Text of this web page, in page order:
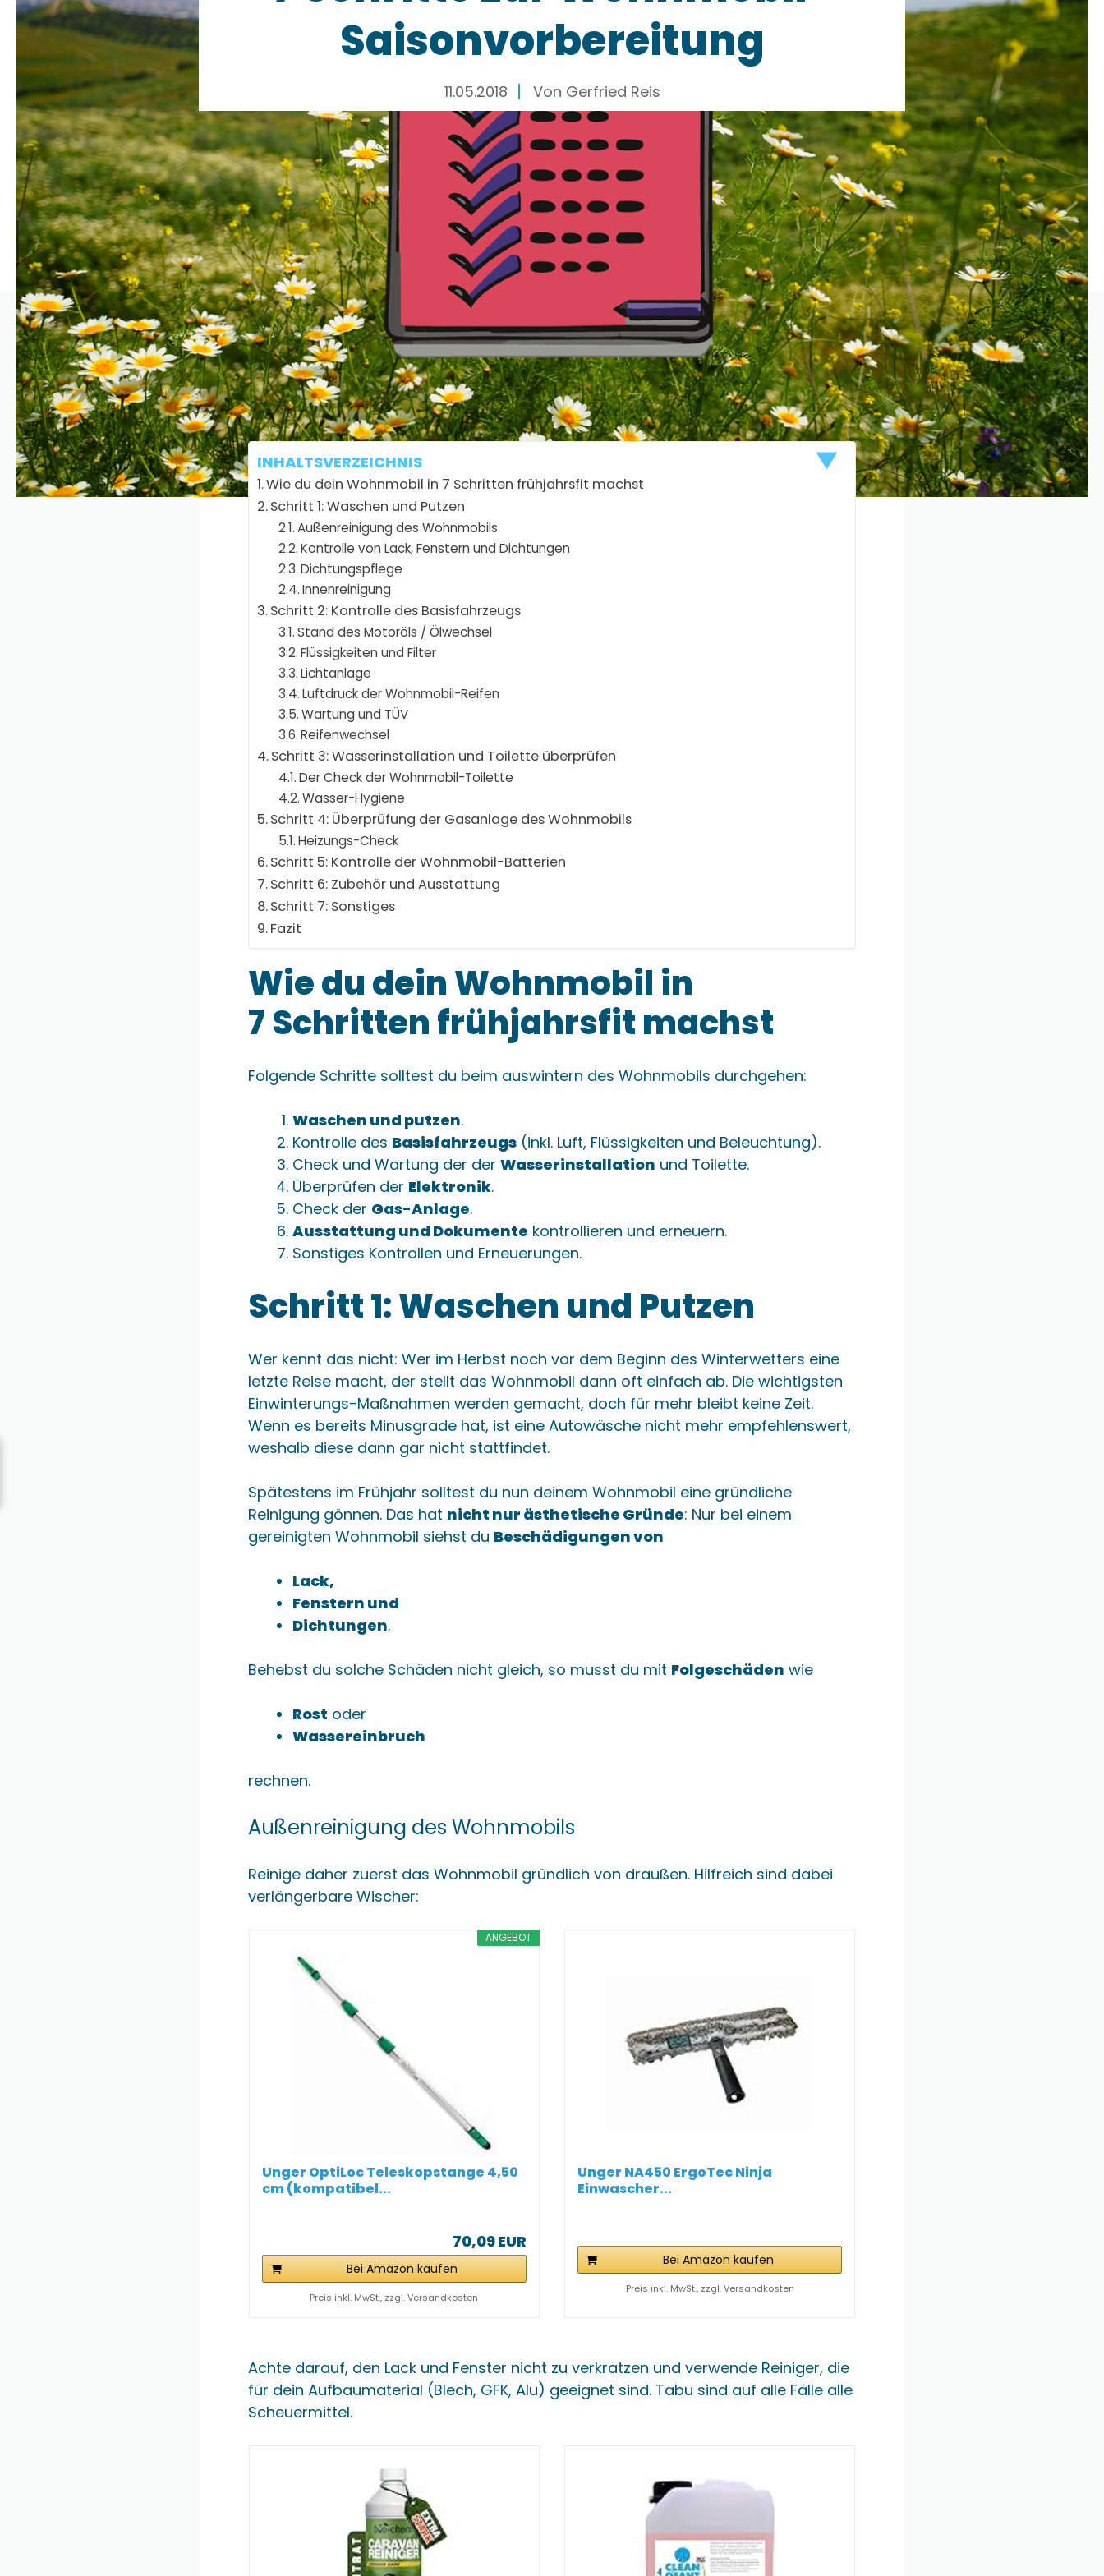
Saisonvorbereitung
11.05.2018 Von Gerfried Reis
Endlich! Die Sonne setzt sich schön langsam gegen den Schnee durch, die ersten
Frühlingsblumen lassen ihre Blüten erstrahlen. Dann ist es höchste Zeit, das
Wohnmobil aus dem Winterschlaf zu holen. Wer sein Wohnmobil auswintern
möchte, sollte sich an einerCheckliste für die Saisonvorbereitunghalten.
Welche Schritte du dabei nicht übersehen solltest, zählen wir hier auf.
INHALTSVERZEICHNIS
Wie du dein Wohnmobil in 7 Schritten frühjahrsfit machst
Schritt 1: Waschen und Putzen
Außenreinigung des Wohnmobils
Kontrolle von Lack, Fenstern und Dichtungen
Dichtungspflege
Innenreinigung
Schritt 2: Kontrolle des Basisfahrzeugs
Stand des Motoröls / Ölwechsel
Flüssigkeiten und Filter
Lichtanlage
Luftdruck der Wohnmobil-Reifen
Wartung und TÜV
Reifenwechsel
Schritt 3: Wasserinstallation und Toilette überprüfen
Der Check der Wohnmobil-Toilette
Wasser-Hygiene
Schritt 4: Überprüfung der Gasanlage des Wohnmobils
Heizungs-Check
Schritt 5: Kontrolle der Wohnmobil-Batterien
Schritt 6: Zubehör und Ausstattung
Schritt 7: Sonstiges
Fazit
Wie du dein Wohnmobil in
7 Schritten frühjahrsfit machst
Folgende Schritte solltest du beim auswintern des Wohnmobils durchgehen:
Waschen und putzen.
Kontrolle des Basisfahrzeugs (inkl. Luft, Flüssigkeiten und Beleuchtung).
Check und Wartung der der Wasserinstallation und Toilette.
Überprüfen der Elektronik.
Check der Gas-Anlage.
Ausstattung und Dokumente kontrollieren und erneuern.
Sonstiges Kontrollen und Erneuerungen.
Schritt 1: Waschen und Putzen
Wer kennt das nicht: Wer im Herbst noch vor dem Beginn des Winterwetters eine
letzte Reise macht, der stellt das Wohnmobil dann oft einfach ab. Die wichtigsten
Einwinterungs-Maßnahmen werden gemacht, doch für mehr bleibt keine Zeit.
Wenn es bereits Minusgrade hat, ist eine Autowäsche nicht mehr empfehlenswert,
weshalb diese dann gar nicht stattfindet.
Spätestens im Frühjahr solltest du nun deinem Wohnmobil eine gründliche
Reinigung gönnen. Das hat nicht nur ästhetische Gründe: Nur bei einem
gereinigten Wohnmobil siehst du Beschädigungen von
Lack,
Fenstern und
Dichtungen.
Behebst du solche Schäden nicht gleich, so musst du mit Folgeschäden wie
Rost oder
Wassereinbruch
rechnen.
Außenreinigung des Wohnmobils
Reinige daher zuerst das Wohnmobil gründlich von draußen. Hilfreich sind dabei
verlängerbare Wischer:
ANGEBOT
Unger OptiLoc Teleskopstange 4,50
cm (kompatibel...
70,09 EUR
Bei Amazon kaufen
Preis inkl. MwSt., zzgl. Versandkosten
Unger NA450 ErgoTec Ninja
Einwascher...
Bei Amazon kaufen
Preis inkl. MwSt., zzgl. Versandkosten
Achte darauf, den Lack und Fenster nicht zu verkratzen und verwende Reiniger, die
für dein Aufbaumaterial (Blech, GFK, Alu) geeignet sind. Tabu sind auf alle Fälle alle
Scheuermittel.